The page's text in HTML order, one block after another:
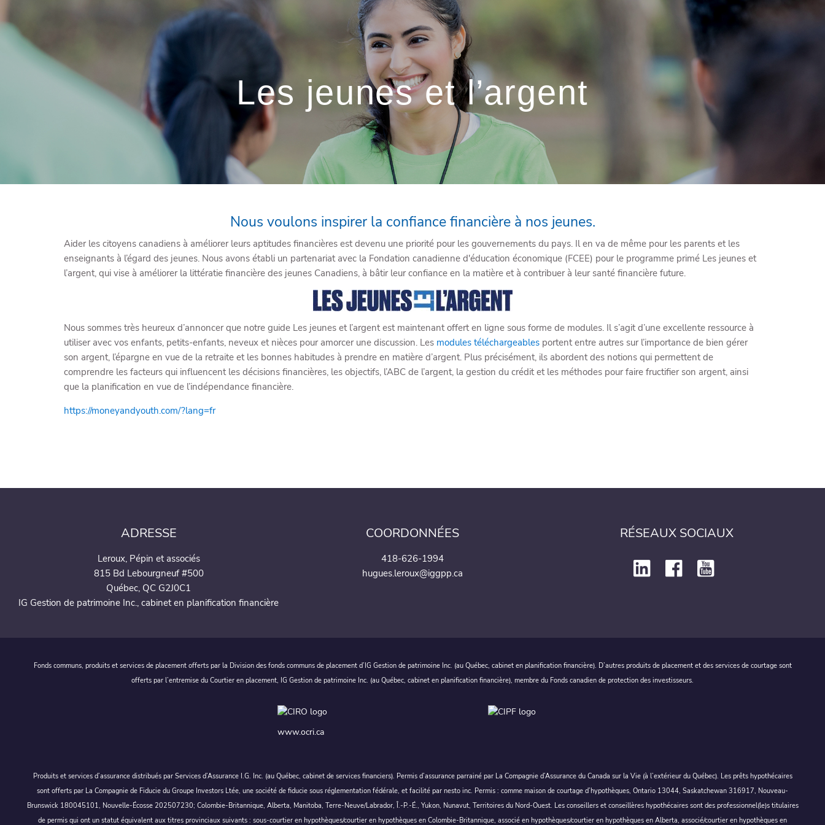
Les jeunes et l’argent
Nous voulons inspirer la confiance financière à nos jeunes.
Aider les citoyens canadiens à améliorer leurs aptitudes financières est devenu une priorité pour les gouvernements du pays. Il en va de même pour les parents et les
enseignants à l’égard des jeunes. Nous avons établi un partenariat avec la Fondation canadienne d'éducation économique (FCEE) pour le programme primé Les jeunes et
l’argent, qui vise à améliorer la littératie financière des jeunes Canadiens, à bâtir leur confiance en la matière et à contribuer à leur santé financière future.
Nous sommes très heureux d’annoncer que notre guide Les jeunes et l’argent est maintenant offert en ligne sous forme de modules. Il s’agit d’une excellente ressource à
utiliser avec vos enfants, petits-enfants, neveux et nièces pour amorcer une discussion. Les modules téléchargeables portent entre autres sur l’importance de bien gérer
son argent, l’épargne en vue de la retraite et les bonnes habitudes à prendre en matière d’argent. Plus précisément, ils abordent des notions qui permettent de
comprendre les facteurs qui influencent les décisions financières, les objectifs, l’ABC de l’argent, la gestion du crédit et les méthodes pour faire fructifier son argent, ainsi
que la planification en vue de l’indépendance financière.
https://moneyandyouth.com/?lang=fr
ADRESSE
Leroux, Pépin et associés
815 Bd Lebourgneuf #500
Québec, QC G2J0C1
IG Gestion de patrimoine Inc., cabinet en planification financière
COORDONNÉES
418-626-1994
hugues.leroux@iggpp.ca
RÉSEAUX SOCIAUX
Fonds communs, produits et services de placement offerts par la Division des fonds communs de placement d’IG Gestion de patrimoine Inc. (au Québec, cabinet en planification financière). D’autres produits de placement et des services de courtage sont
offerts par l’entremise du Courtier en placement, IG Gestion de patrimoine Inc. (au Québec, cabinet en planification financière), membre du Fonds canadien de protection des investisseurs.
www.ocri.ca
Produits et services d’assurance distribués par Services d’Assurance I.G. Inc. (au Québec, cabinet de services financiers). Permis d’assurance parrainé par La Compagnie d’Assurance du Canada sur la Vie (à l’extérieur du Québec). Les prêts hypothécaires
sont offerts par La Compagnie de Fiducie du Groupe Investors Ltée, une société de fiducie sous réglementation fédérale, et facilité par nesto inc. Permis : comme maison de courtage d’hypothèques, Ontario 13044, Saskatchewan 316917, Nouveau-
Brunswick 180045101, Nouvelle-Écosse 202507230; Colombie-Britannique, Alberta, Manitoba, Terre-Neuve/Labrador, Î.-P.-É., Yukon, Nunavut, Territoires du Nord-Ouest. Les conseillers et conseillères hypothécaires sont des professionnel(le)s titulaires
de permis qui ont un statut équivalent aux titres provinciaux suivants : sous-courtier en hypothèques/courtier en hypothèques en Colombie-Britannique, associé en hypothèques/courtier en hypothèques en Alberta, associé/courtier en hypothèques en